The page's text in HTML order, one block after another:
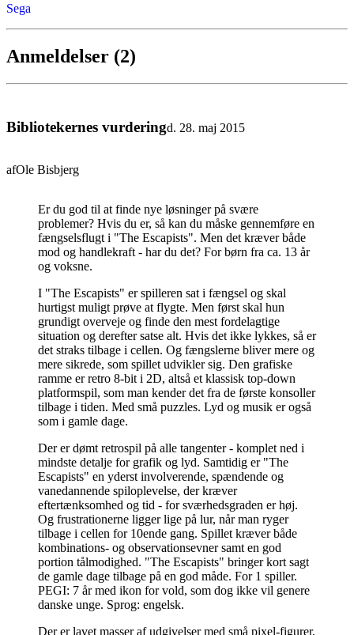
Sega
Anmeldelser (2)
Bibliotekernes vurderingd. 28. maj 2015
afOle Bisbjerg
Er du god til at finde nye løsninger på svære
problemer? Hvis du er, så kan du måske gennemføre en
fængselsflugt i "The Escapists". Men det kræver både
mod og handlekraft - har du det? For børn fra ca. 13 år
og voksne.
I "The Escapists" er spilleren sat i fængsel og skal
hurtigst muligt prøve at flygte. Men først skal hun
grundigt overveje og finde den mest fordelagtige
situation og derefter satse alt. Hvis det ikke lykkes, så er
det straks tilbage i cellen. Og fængslerne bliver mere og
mere sikrede, som spillet udvikler sig. Den grafiske
ramme er retro 8-bit i 2D, altså et klassisk top-down
platformspil, som man kender det fra de første konsoller
tilbage i tiden. Med små puzzles. Lyd og musik er også
som i gamle dage.
Der er dømt retrospil på alle tangenter - komplet ned i
mindste detalje for grafik og lyd. Samtidig er "The
Escapists" en yderst involverende, spændende og
vanedannende spiloplevelse, der kræver
eftertænksomhed og tid - for sværhedsgraden er høj.
Og frustrationerne ligger lige på lur, når man ryger
tilbage i cellen for 10ende gang. Spillet kræver både
kombinations- og observationsevner samt en god
portion tålmodighed. "The Escapists" bringer kort sagt
de gamle dage tilbage på en god måde. For 1 spiller.
PEGI: 7 år med ikon for vold, som dog ikke vil genere
danske unge. Sprog: engelsk.
Der er lavet masser af udgivelser med små pixel-figurer,